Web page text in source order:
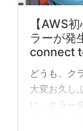
【AWS
ラーが
connect
どうも、ク
大変お久し
に、エラー